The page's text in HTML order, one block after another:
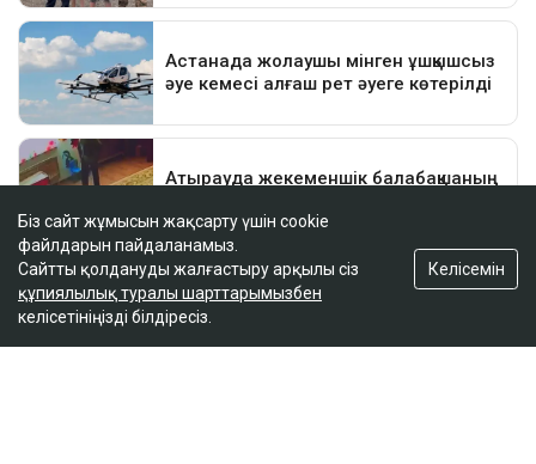
Біз сайт жұмысын жақсарту үшін cookie
файлдарын пайдаланамыз.
Сайтты қолдануды жалғастыру арқылы сіз
құпиялылық туралы шарттарымызбен
келісетініңізді білдіресіз.
Келісемін